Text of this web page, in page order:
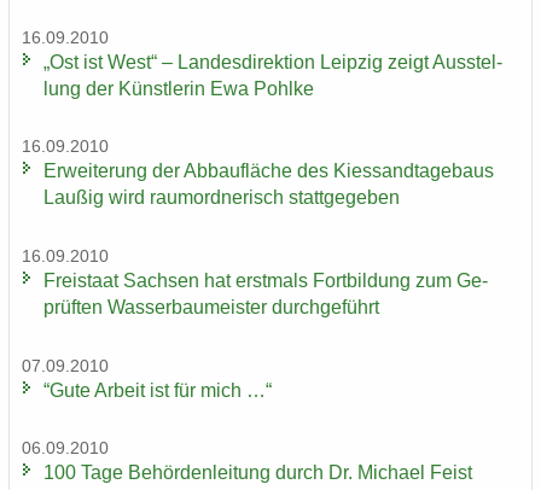
16.09.2010
„Ost ist West“ – Lan­des­di­rek­ti­on Leip­zig zeigt Aus­stel­
lung der Künst­le­rin Ewa Pohl­ke
16.09.2010
Er­wei­te­rung der Ab­bau­flä­che des Kies­sand­ta­ge­baus
Lau­ßig wird raum­ord­ne­risch statt­ge­ge­ben
16.09.2010
Frei­staat Sach­sen hat erst­mals Fort­bil­dung zum Ge­
prüf­ten Was­ser­bau­meis­ter durch­ge­führt
07.09.2010
“Gute Ar­beit ist für mich …“
06.09.2010
100 Tage Be­hör­den­lei­tung durch Dr. Mi­cha­el Feist